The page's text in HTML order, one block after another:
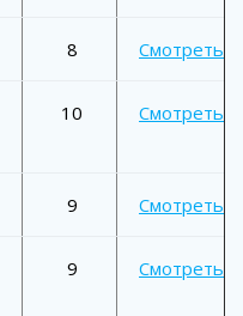
8 Смотреть
10 Смотреть
9 Смотреть
9 Смотреть